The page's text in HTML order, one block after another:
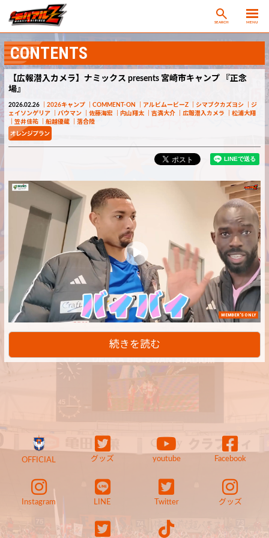
SEARCH MENU
CONTENTS
【広報潜入カメラ】ナミックス presents 宮崎市キャンプ 『正念
場』
2026.02.26 2026キャンプ COMMENT-ON アルビムービーZ シマブクカズヨシ
ジ
ェイソンゲリア
バウマン 佐藤海宏 内山翔太 吉満大介 広報潜入カメラ
松浦大翔
笠井佳祐
船越優蔵 落合陸
MEMBER'S ONLY
続きを読む
OFFICIAL グッズ youtube Facebook
Instagram LINE Twitter グッズ